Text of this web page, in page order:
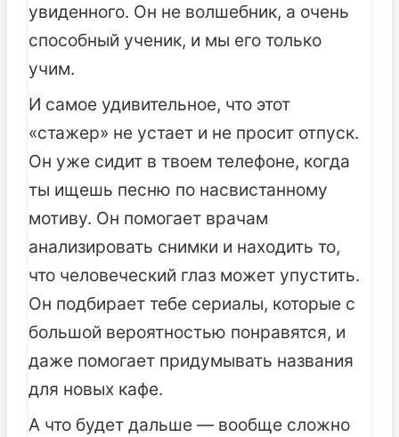
увиденного. Он не волшебник, а очень
способный ученик, и мы его только
учим.
И самое удивительное, что этот
«стажер» не устает и не просит отпуск.
Он уже сидит в твоем телефоне, когда
ты ищешь песню по насвистанному
мотиву. Он помогает врачам
анализировать снимки и находить то,
что человеческий глаз может упустить.
Он подбирает тебе сериалы, которые с
большой вероятностью понравятся, и
даже помогает придумывать названия
для новых кафе.
А что будет дальше — вообще сложно